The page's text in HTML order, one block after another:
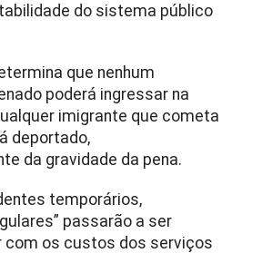
do sistema público
que nenhum
poderá ingressar na
imigrante que cometa
deportado,
da gravidade da pena.
temporários,
passarão a ser
com os custos dos serviços